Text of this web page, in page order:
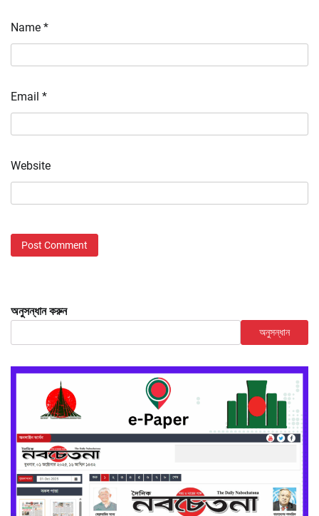
Name *
Email *
Website
অনুসন্ধান করুন
অনুসন্ধান